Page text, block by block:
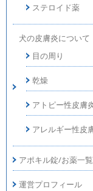
ステロイド薬
犬の皮膚炎について
目の周り
乾燥
アトピー性皮膚
アレルギー性皮
アポキル錠/お薬一覧
運営プロフィール